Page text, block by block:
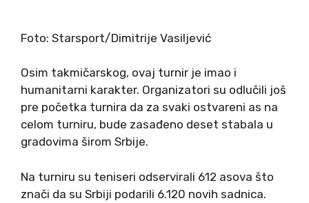
Foto: Starsport/Dimitrije Vasiljević
Osim takmičarskog, ovaj turnir je imao i
humanitarni karakter. Organizatori su odlučili još
pre početka turnira da za svaki ostvareni as na
celom turniru, bude zasađeno deset stabala u
gradovima širom Srbije.
Na turniru su teniseri odservirali 612 asova što
znači da su Srbiji podarili 6.120 novih sadnica.